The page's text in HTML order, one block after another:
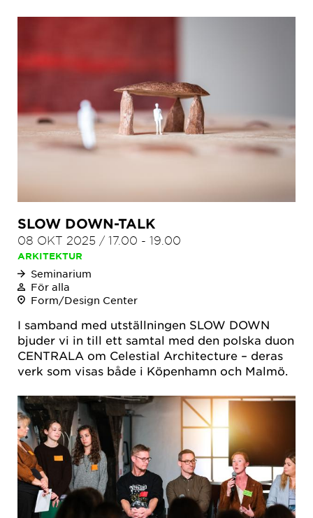
SLOW DOWN-TALK
08 OKT 2025 / 17.00 - 19.00
ARKITEKTUR
Seminarium
För alla
Form/Design Center
I samband med utställningen SLOW DOWN
bjuder vi in till ett samtal med den polska duon
CENTRALA om Celestial Architecture – deras
verk som visas både i Köpenhamn och Malmö.